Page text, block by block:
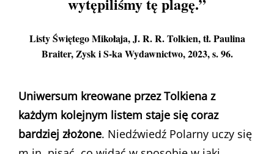
Listy Świętego Mikołaja, J. R. R. Tolkien, tł. Paulina
Braiter, Zysk i S-ka Wydawnictwo, 2023, s. 96.
Uniwersum kreowane przez Tolkiena z
każdym kolejnym listem staje się coraz
bardziej złożone. Niedźwiedź Polarny uczy się